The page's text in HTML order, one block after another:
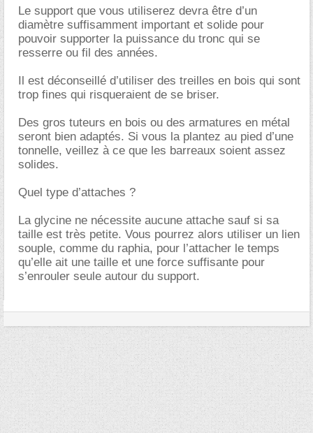
Le support que vous utiliserez devra être d’un
diamètre suffisamment important et solide pour
pouvoir supporter la puissance du tronc qui se
resserre ou fil des années.
Il est déconseillé d’utiliser des treilles en bois qui sont
trop fines qui risqueraient de se briser.
Des gros tuteurs en bois ou des armatures en métal
seront bien adaptés. Si vous la plantez au pied d’une
tonnelle, veillez à ce que les barreaux soient assez
solides.
Quel type d’attaches ?
La glycine ne nécessite aucune attache sauf si sa
taille est très petite. Vous pourrez alors utiliser un lien
souple, comme du raphia, pour l’attacher le temps
qu’elle ait une taille et une force suffisante pour
s’enrouler seule autour du support.